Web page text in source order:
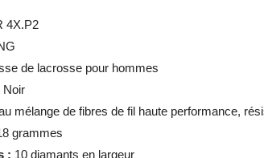
4X.P2
de lacrosse pour hommes
Noir
mélange de fibres de fil haute performance,
grammes
: 10 diamants en largeur